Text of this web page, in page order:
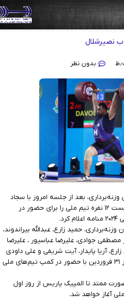
بدون نظر
بعد از جلسه امروز با سجاد
انوشیروانی، رییس فدراسیون، لیست ۱۲ نفره تیم ملی را برای حضور در
حمید زارع، عبدالله بیراندوند،
مصطفی جوادی، علیرضا عباسپور ، علیرضا
آریا پایدار، آیت شریفی و علی داودی
۱۲ وزنه‌برداری هستند که باید روز ۳۱ فروردین با حضور در کمپ تیم‌های ملی
ممتد تا المپیک پاریس از روز اول
آغاز خواهد شد.